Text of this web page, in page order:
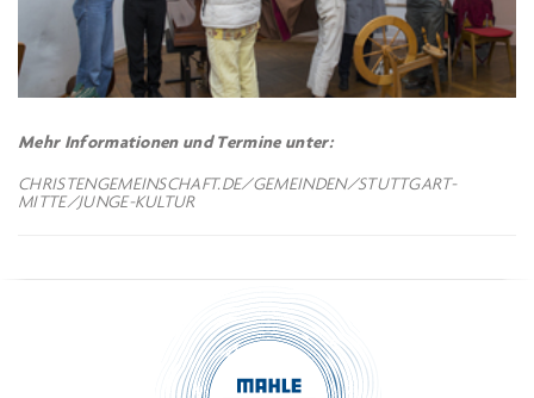
Mehr Informationen und Termine unter:
CHRISTENGEMEINSCHAFT.DE/GEMEINDEN/STUTTGART-
MITTE/JUNGE-KULTUR